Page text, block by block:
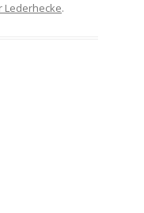
Lederhecke.